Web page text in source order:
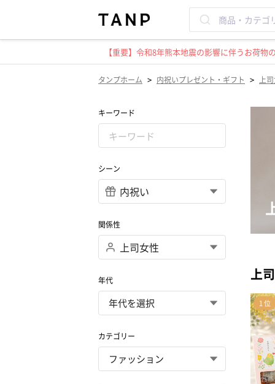
【重要】令和8年熊本地震の影響に伴うお荷
タンプホーム > 内祝いプレゼント・ギフト > 上
キーワード
シーン
関係性
年代
カテゴリー
上